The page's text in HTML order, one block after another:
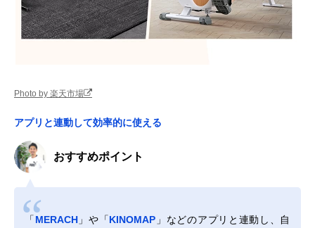
Photo by 楽天市場
アプリと連動して効率的に使える
おすすめポイント
「 MERACH」や「KINOMAP 」などのアプリと連動し、自